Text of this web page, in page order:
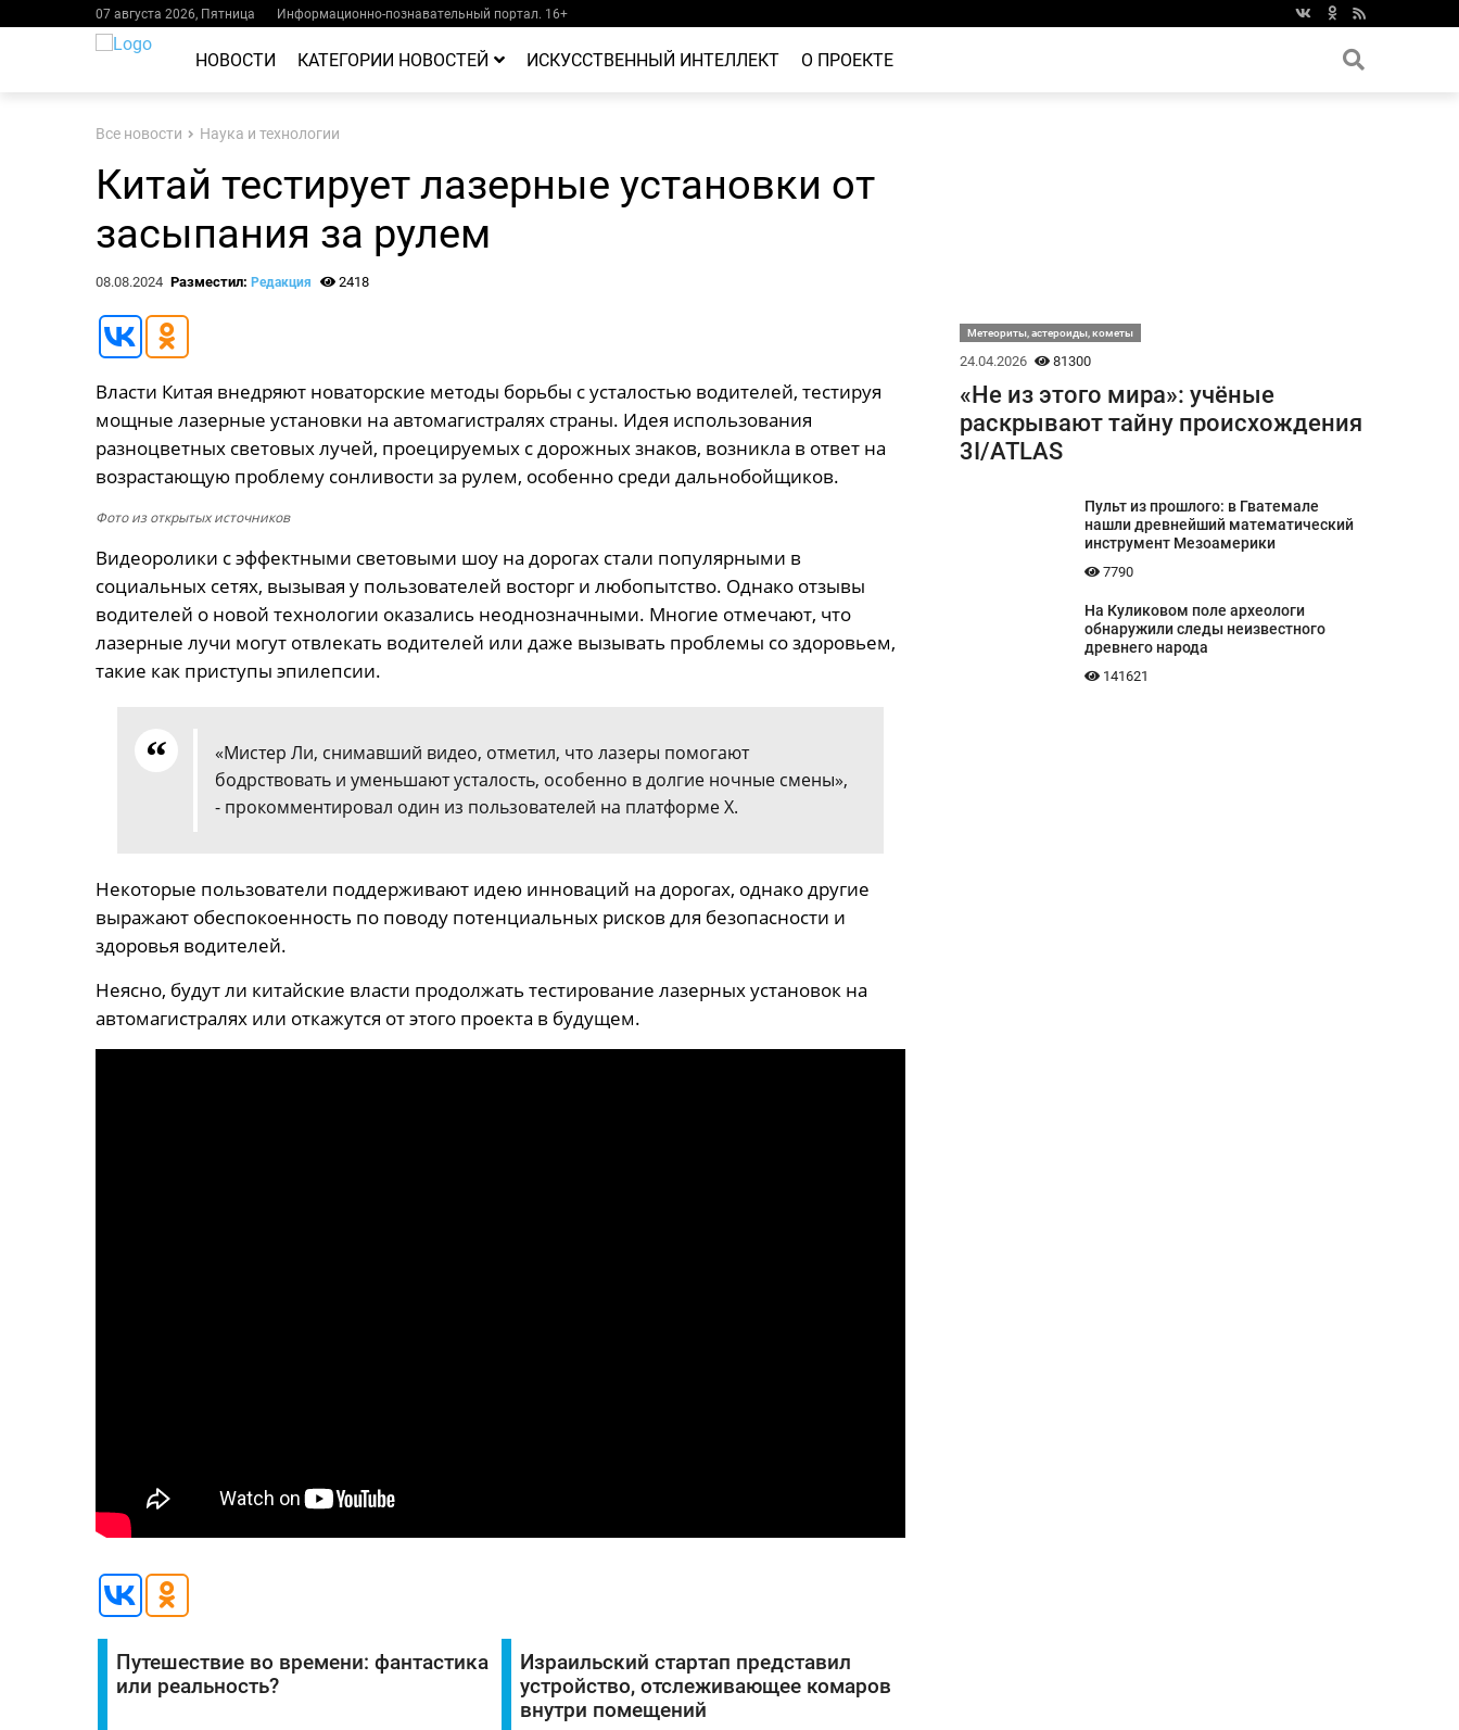
07 августа 2026, Пятница Информационно-познавательный портал. 16+
НОВОСТИ КАТЕГОРИИ НОВОСТЕЙ ИСКУССТВЕННЫЙ ИНТЕЛЛЕКТ О ПРОЕКТЕ
Все новости Наука и технологии
Китай тестирует лазерные установки от
засыпания за рулем
08.08.2024 Разместил: Редакция 2418
Власти Китая внедряют новаторские методы борьбы с усталостью водителей, тестируя
мощные лазерные установки на автомагистралях страны. Идея использования
разноцветных световых лучей, проецируемых с дорожных знаков, возникла в ответ на
возрастающую проблему сонливости за рулем, особенно среди дальнобойщиков.
Фото из открытых источников
Видеоролики с эффектными световыми шоу на дорогах стали популярными в
социальных сетях, вызывая у пользователей восторг и любопытство. Однако отзывы
водителей о новой технологии оказались неоднозначными. Многие отмечают, что
лазерные лучи могут отвлекать водителей или даже вызывать проблемы со здоровьем,
такие как приступы эпилепсии.
«Мистер Ли, снимавший видео, отметил, что лазеры помогают
бодрствовать и уменьшают усталость, особенно в долгие ночные смены»,
- прокомментировал один из пользователей на платформе X.
Некоторые пользователи поддерживают идею инноваций на дорогах, однако другие
выражают обеспокоенность по поводу потенциальных рисков для безопасности и
здоровья водителей.
Неясно, будут ли китайские власти продолжать тестирование лазерных установок на
автомагистралях или откажутся от этого проекта в будущем.
Путешествие во времени: фантастика
или реальность?
Израильский стартап представил
устройство, отслеживающее комаров
внутри помещений
Метеориты, астероиды, кометы
24.04.2026 81300
«Не из этого мира»: учёные
раскрывают тайну происхождения
3I/ATLAS
Пульт из прошлого: в Гватемале
нашли древнейший математический
инструмент Мезоамерики
7790
На Куликовом поле археологи
обнаружили следы неизвестного
древнего народа
141621